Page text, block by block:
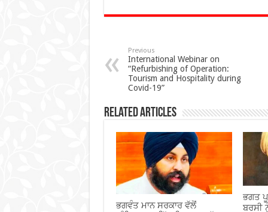
e
o
o
k
tt at
p
p
ar
Previous
International Webinar on
“Refurbishing of Operation:
Tourism and Hospitality during
Covid-19”
Related Articles
ਭਗਵੰਤ ਮਾਨ ਸਰਕਾਰ ਵੱਲੋਂ
ਭਗਤ
ਬਰਸੀ